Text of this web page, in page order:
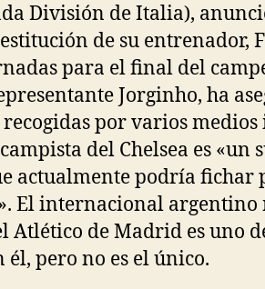
División de Italia),
de su entrenador,
para el final del
Jorginho, ha
por varios
del Chelsea es «un
actualmente podría fichar
El internacional argentino
Atlético de Madrid es uno
él, pero no es el único.